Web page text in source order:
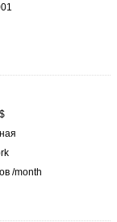
/month